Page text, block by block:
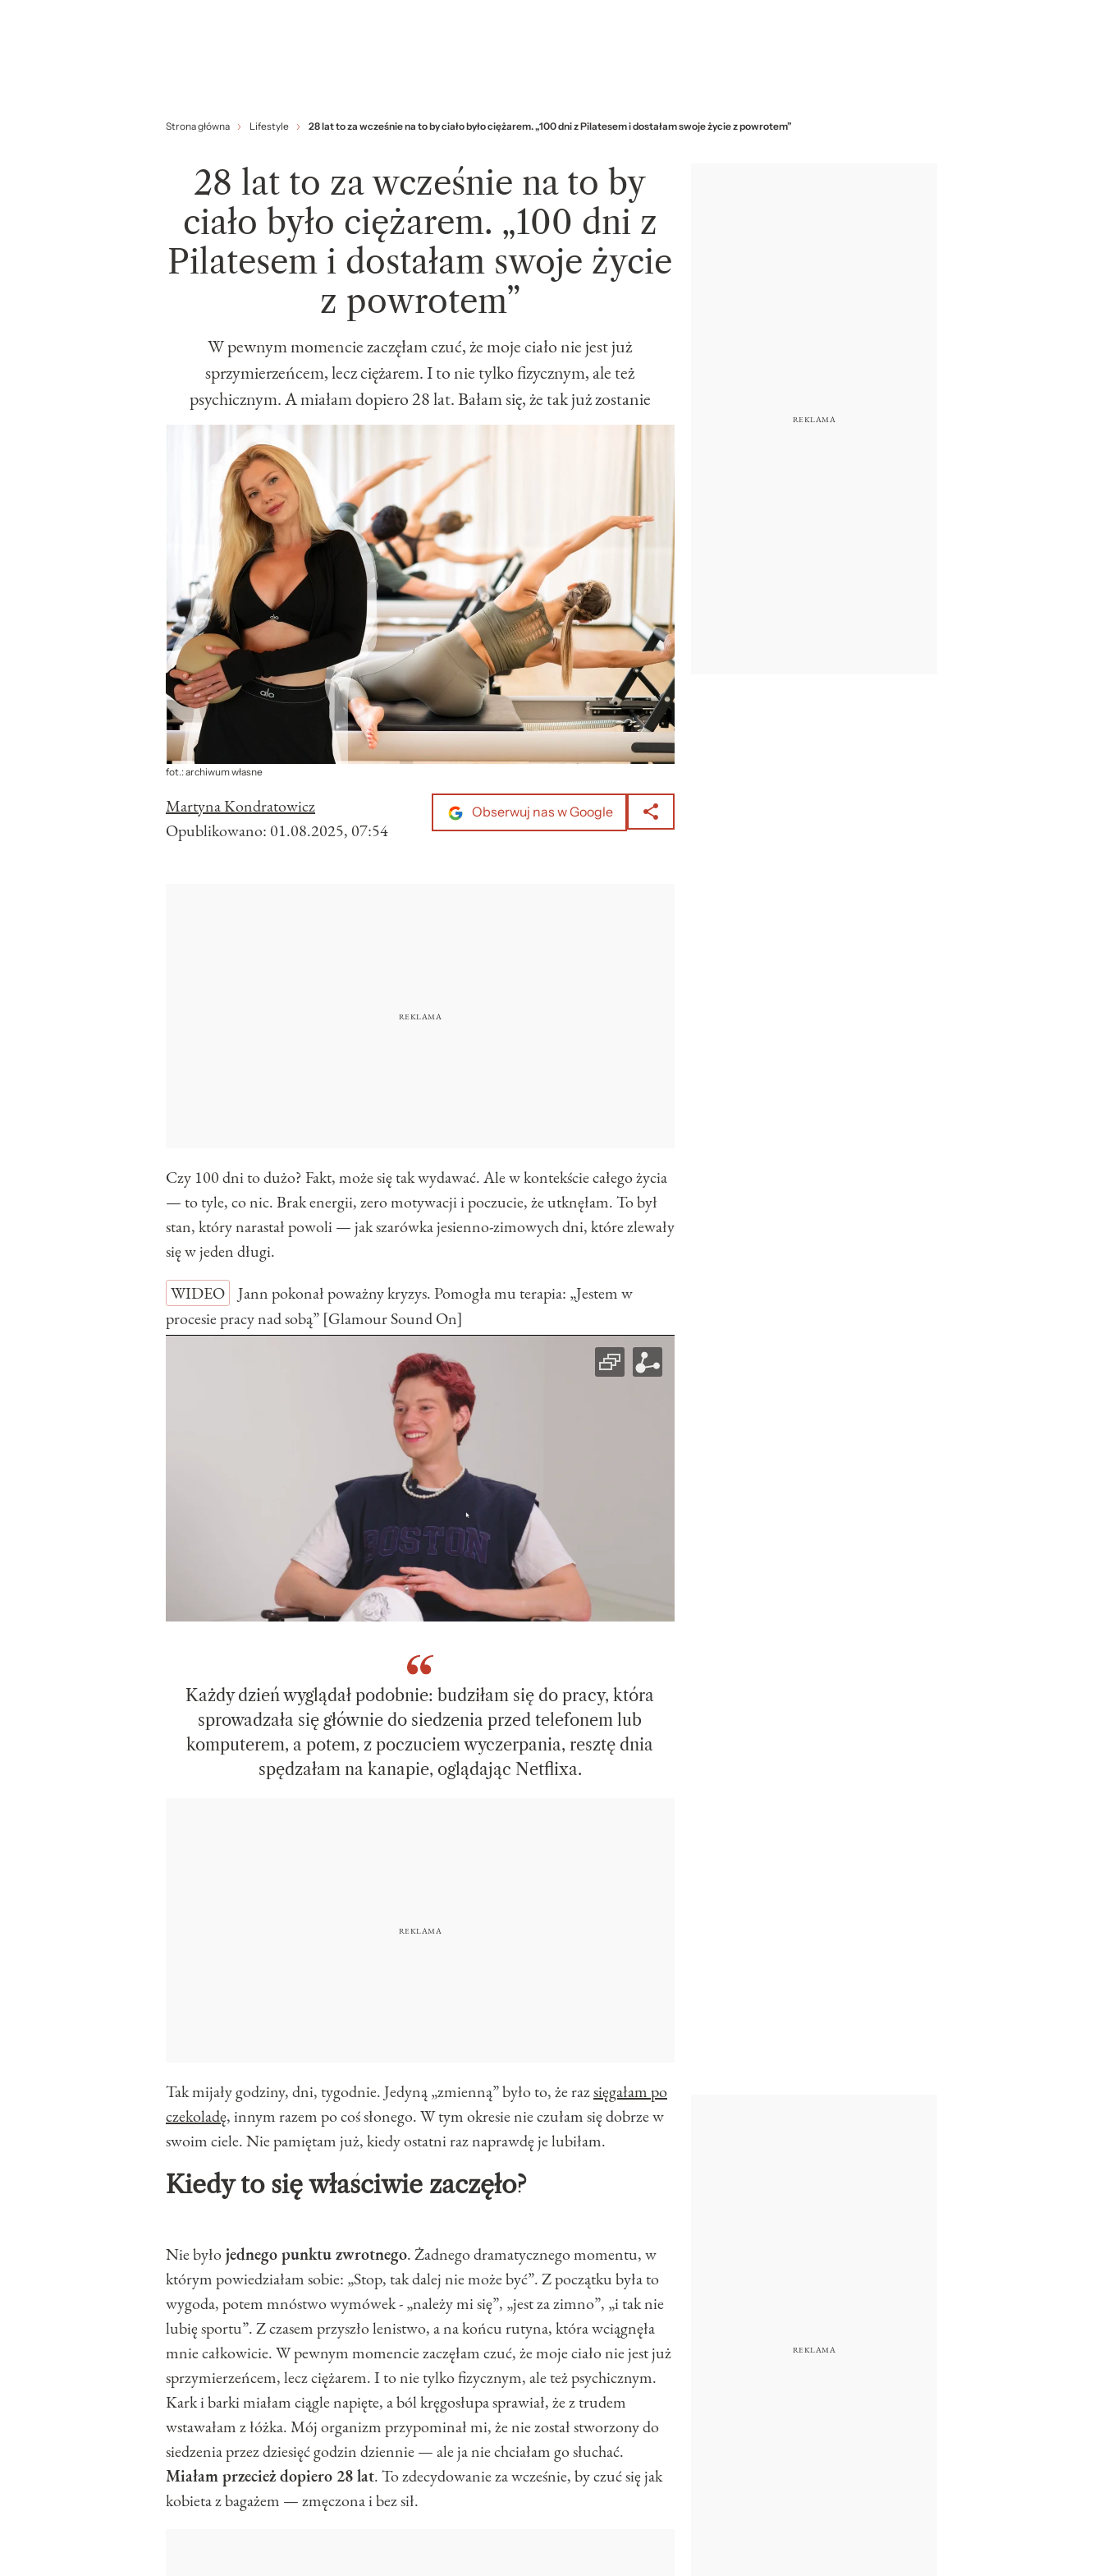
Strona główna Lifestyle 28 lat to za wcześnie na to by ciało było ciężarem. „100 dni z Pilatesem i dostałam swoje życie z powrotem”
28 lat to za wcześnie na to by
ciało było ciężarem. „100 dni z
Pilatesem i dostałam swoje życie
z powrotem”
W pewnym momencie zaczęłam czuć, że moje ciało nie jest już
sprzymierzeńcem, lecz ciężarem. I to nie tylko fizycznym, ale też
psychicznym. A miałam dopiero 28 lat. Bałam się, że tak już zostanie
fot.: archiwum własne
Martyna Kondratowicz
Opublikowano: 01.08.2025, 07:54
Obserwuj nas w Google
Czy 100 dni to dużo? Fakt, może się tak wydawać. Ale w kontekście całego życia
— to tyle, co nic. Brak energii, zero motywacji i poczucie, że utknęłam. To był
stan, który narastał powoli — jak szarówka jesienno-zimowych dni, które zlewały
się w jeden długi.
WIDEO
Jann pokonał poważny kryzys. Pomogła mu terapia: „Jestem w
procesie pracy nad sobą” [Glamour Sound On]
Każdy dzień wyglądał podobnie: budziłam się do pracy, która
sprowadzała się głównie do siedzenia przed telefonem lub
komputerem, a potem, z poczuciem wyczerpania, resztę dnia
spędzałam na kanapie, oglądając Netflixa.
Tak mijały godziny, dni, tygodnie. Jedyną „zmienną” było to, że razsięgałam po
czekoladę,innym razem po coś słonego. W tym okresie nie czułam się dobrze w
swoim ciele. Nie pamiętam już, kiedy ostatni raz naprawdę je lubiłam.
Kiedy to się właściwie zaczęło?
Nie byłojednego punktu zwrotnego. Żadnego dramatycznego momentu, w
którym powiedziałam sobie: „Stop, tak dalej nie może być”. Z początku była to
wygoda, potem mnóstwo wymówek - „należy mi się”, „jest za zimno”, „i tak nie
lubię sportu”. Z czasem przyszło lenistwo, a na końcu rutyna, która wciągnęła
mnie całkowicie. W pewnym momencie zaczęłam czuć, że moje ciało nie jest już
sprzymierzeńcem, lecz ciężarem. I to nie tylko fizycznym, ale też psychicznym.
Kark i barki miałam ciągle napięte, a ból kręgosłupa sprawiał, że z trudem
wstawałam z łóżka. Mój organizm przypominał mi, że nie został stworzony do
siedzenia przez dziesięć godzin dziennie — ale ja nie chciałam go słuchać.
Miałam przecież dopiero 28 lat. To zdecydowanie za wcześnie, by czuć się jak
kobieta z bagażem — zmęczona i bez sił.